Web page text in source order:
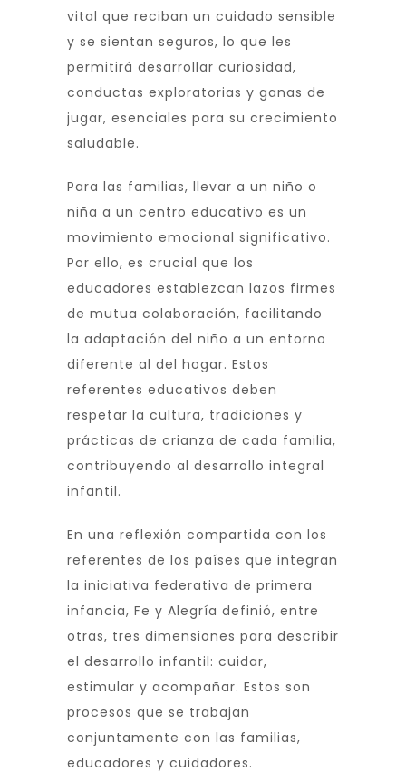
vital que reciban un cuidado sensible
y se sientan seguros, lo que les
permitirá desarrollar curiosidad,
conductas exploratorias y ganas de
jugar, esenciales para su crecimiento
saludable.
Para las familias, llevar a un niño o
niña a un centro educativo es un
movimiento emocional significativo.
Por ello, es crucial que los
educadores establezcan lazos firmes
de mutua colaboración, facilitando
la adaptación del niño a un entorno
diferente al del hogar. Estos
referentes educativos deben
respetar la cultura, tradiciones y
prácticas de crianza de cada familia,
contribuyendo al desarrollo integral
infantil.
En una reflexión compartida con los
referentes de los países que integran
la iniciativa federativa de primera
infancia, Fe y Alegría definió, entre
otras, tres dimensiones para describir
el desarrollo infantil: cuidar,
estimular y acompañar. Estos son
procesos que se trabajan
conjuntamente con las familias,
educadores y cuidadores.